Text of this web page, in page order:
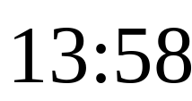
13:58